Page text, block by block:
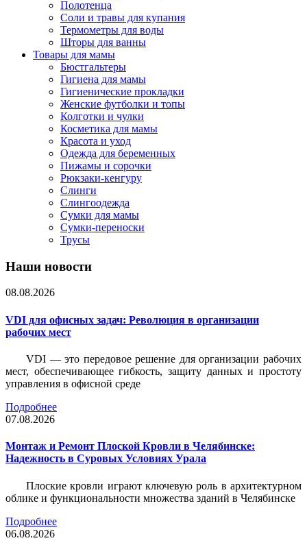
Полотенца
Соли и травы для купания
Термометры для воды
Шторы для ванны
Товары для мамы
Бюстгальтеры
Гигиена для мамы
Гигиенические прокладки
Женские футболки и топы
Колготки и чулки
Косметика для мамы
Красота и уход
Одежда для беременных
Пижамы и сорочки
Рюкзаки-кенгуру
Слинги
Слингоодежда
Сумки для мамы
Сумки-переноски
Трусы
Наши новости
08.08.2026
VDI для офисных задач: Революция в организации
рабочих мест
VDI — это передовое решение для организации рабочих
мест, обеспечивающее гибкость, защиту данных и простоту
управления в офисной среде
Подробнее
07.08.2026
Монтаж и Ремонт Плоской Кровли в Челябинске:
Надежность в Суровых Условиях Урала
Плоские кровли играют ключевую роль в архитектурном
облике и функциональности множества зданий в Челябинске
Подробнее
06.08.2026